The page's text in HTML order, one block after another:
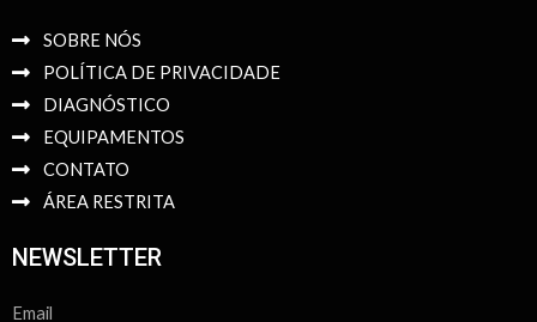
SOBRE NÓS
POLÍTICA DE PRIVACIDADE
DIAGNÓSTICO
EQUIPAMENTOS
CONTATO
ÁREA RESTRITA
NEWSLETTER
Email